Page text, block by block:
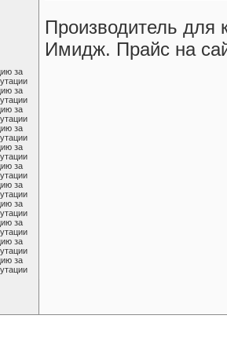
Производитель для
Имидж. Прайс на